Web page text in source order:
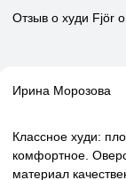
Отзыв о худи Fjör
Классное худи:
комфортное.
материал
Ирина Морозова